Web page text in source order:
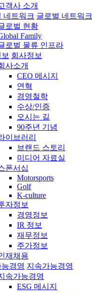
객사 소개
네트워크 글로벌 네트워크
로벌 현황
Family
로벌 물류 인프라
회사정보
사소개
CEO 메시지
연혁
경영철학
수상/인증
오시는 길
90주년 기념
이브러리
브랜드 스토리
미디어 자료실
폰서십
Motorsports
Golf
K-culture
자정보
경영정보
IR 정보
재무정보
주가정보
재채용
경영 지속가능경영
속가능경영
ESG 메시지